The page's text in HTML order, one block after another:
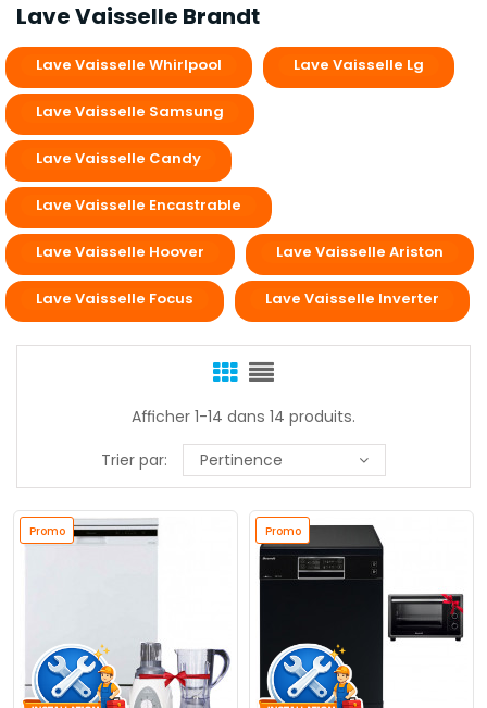
Lave Vaisselle Brandt
Lave Vaisselle Whirlpool Lave Vaisselle Lg
Lave Vaisselle Samsung
Lave Vaisselle Candy
Lave Vaisselle Encastrable
Lave Vaisselle Hoover Lave Vaisselle Ariston
Lave Vaisselle Focus Lave Vaisselle Inverter
Afficher 1-14 dans 14 produits.
Trier par:
Pertinence
Promo Promo